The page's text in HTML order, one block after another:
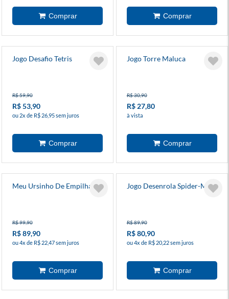
Jogo Desafio Tetris
R$ 59,90
R$ 53,90
ou 2x de R$ 26,95 sem juros
Jogo Torre Maluca
R$ 30,90
R$ 27,80
à vista
Meu Ursinho De Empilhar
R$ 99,90
R$ 89,90
ou 4x de R$ 22,47 sem juros
Jogo Desenrola Spider-Man
R$ 89,90
R$ 80,90
ou 4x de R$ 20,22 sem juros